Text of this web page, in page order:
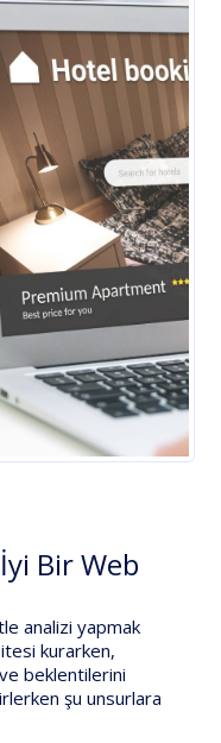
Bir Web
analizi yapmak
kurarken,
beklentilerini
şu unsurlara